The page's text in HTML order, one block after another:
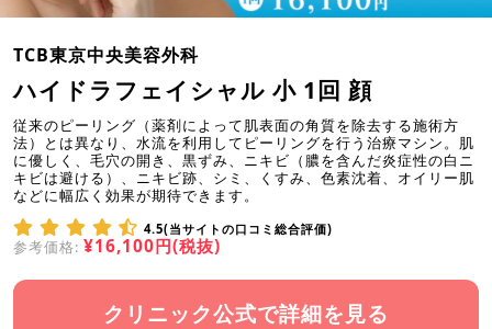
TCB東京中央美容外科
ハイドラフェイシャル 小 1回 顔
従来のピーリング（薬剤によって肌表面の角質を除去する施術方
法）とは異なり、水流を利用してピーリングを行う治療マシン。肌
に優しく、毛穴の開き、黒ずみ、ニキビ（膿を含んだ炎症性の白ニ
キビは避ける）、ニキビ跡、シミ、くすみ、色素沈着、オイリー肌
などに幅広く効果が期待できます。
4.5(当サイトの口コミ総合評価)
参考価格: ¥16,100円(税抜)
クリニック公式で詳細を見る